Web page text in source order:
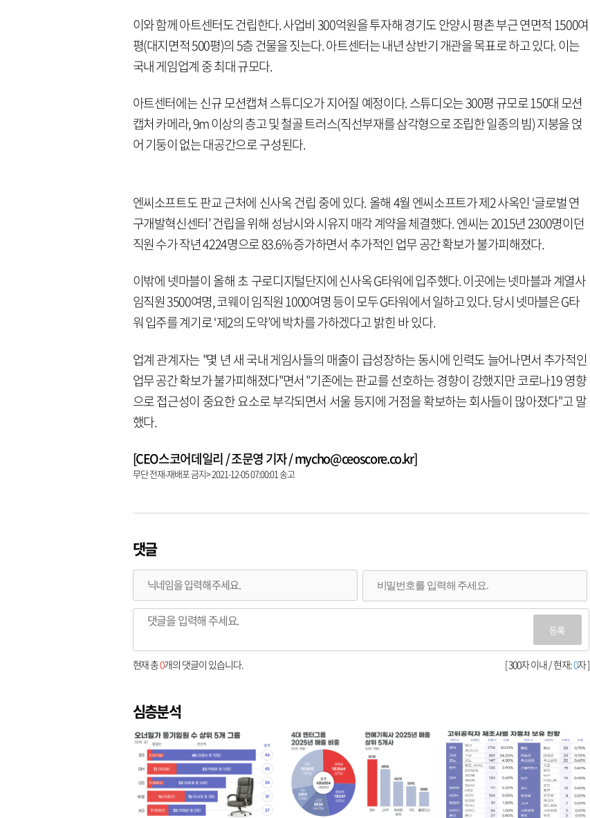
이와 함께 아트센터도 건립한다. 사업비 300억원을 투자해 경기도 안양시 평촌 부근 연면적 1500여
평(대지면적 500평)의 5층 건물을 짓는다. 아트센터는 내년 상반기 개관을 목표로 하고 있다. 이는
국내 게임업계 중 최대 규모다.
아트센터에는 신규 모션캡쳐 스튜디오가 지어질 예정이다. 스튜디오는 300평 규모로 150대 모션
캡처 카메라, 9m 이상의 층고 및 철골 트러스(직선부재를 삼각형으로 조립한 일종의 빔) 지붕을 얹
어 기둥이 없는 대공간으로 구성된다.
엔씨소프트도 판교 근처에 신사옥 건립 중에 있다. 올해 4월 엔씨소프트가 제2 사옥인 ‘글로벌 연
구개발혁신센터’ 건립을 위해 성남시와 시유지 매각 계약을 체결했다. 엔씨는 2015년 2300명이던
직원 수가 작년 4224명으로 83.6% 증가하면서 추가적인 업무 공간 확보가 불가피해졌다.
이밖에 넷마블이 올해 초 구로디지털단지에 신사옥 G타워에 입주했다. 이곳에는 넷마블과 계열사
임직원 3500여명, 코웨이 임직원 1000여명 등이 모두 G타워에서 일하고 있다. 당시 넷마블은 G타
워 입주를 계기로 ‘제2의 도약’에 박차를 가하겠다고 밝힌 바 있다.
업계 관계자는 "몇 년 새 국내 게임사들의 매출이 급성장하는 동시에 인력도 늘어나면서 추가적인
업무 공간 확보가 불가피해졌다"면서 "기존에는 판교를 선호하는 경향이 강했지만 코로나19 영향
으로 접근성이 중요한 요소로 부각되면서 서울 등지에 거점을 확보하는 회사들이 많아졌다"고 말
했다.
[CEO스코어데일리 / 조문영 기자 / mycho@ceoscore.co.kr]
무단 전재-재배포 금지> 2021-12-05 07:00:01 송고
댓글
등록
[ 300자 이내 / 현재:0자 ]
현재 총0개의 댓글이 있습니다.
심층분석